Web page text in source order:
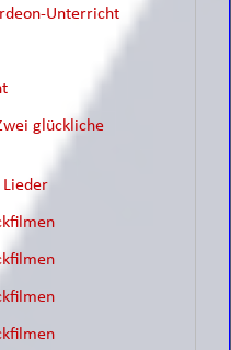
Unterricht
glückliche
Lieder